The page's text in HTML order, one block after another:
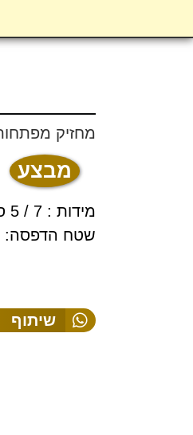
מחזיק
מבצע
מידות : 7 / 5 ס"מ
שטח הדפסה: 7 / 5 ס"מ
שיתוף